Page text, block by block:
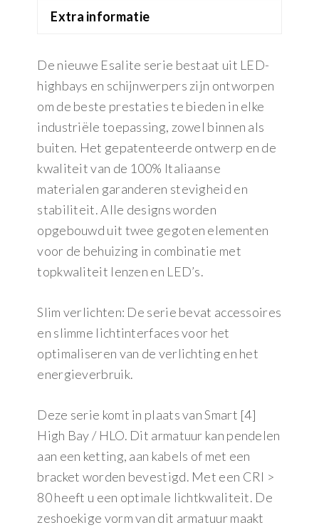
Extra informatie
De nieuwe Esalite serie bestaat uit LED-
highbays en schijnwerpers zijn ontworpen
om de beste prestaties te bieden in elke
industriële toepassing, zowel binnen als
buiten. Het gepatenteerde ontwerp en de
kwaliteit van de 100% Italiaanse
materialen garanderen stevigheid en
stabiliteit. Alle designs worden
opgebouwd uit twee gegoten elementen
voor de behuizing in combinatie met
topkwaliteit lenzen en LED’s.
Slim verlichten: De serie bevat accessoires
en slimme lichtinterfaces voor het
optimaliseren van de verlichting en het
energieverbruik.
Deze serie komt in plaats van Smart [4]
High Bay / HLO. Dit armatuur kan pendelen
aan een ketting, aan kabels of met een
bracket worden bevestigd. Met een CRI >
80 heeft u een optimale lichtkwaliteit. De
zeshoekige vorm van dit armatuur maakt